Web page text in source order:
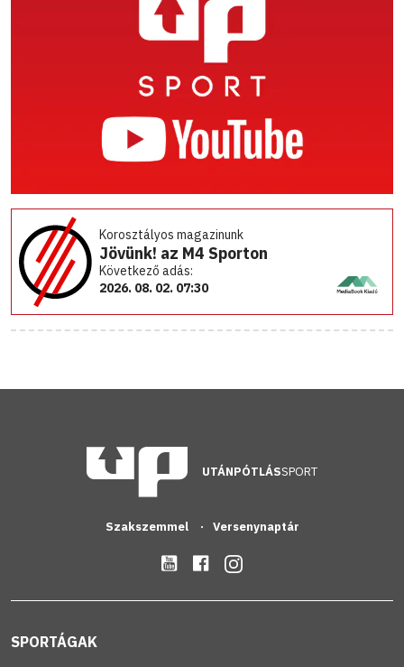
Korosztályos magazinunk
Jövünk! az M4 Sporton
Következő adás:
2026. 08. 02. 07:30
UTÁNPÓTLÁSSPORT
Szakszemmel Versenynaptár
SPORTÁGAK